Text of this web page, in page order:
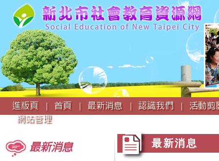
:::
進版頁 |
首頁 | 最新消息 | 認識我們 |
活動
網站管理
最新消息 最新消息